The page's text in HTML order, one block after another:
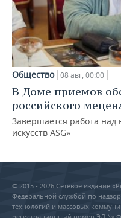
Общество 08 авг, 00:00
В Доме приемов
российского
Завершается работа
искусств ASG»
© 2015 - 2026 Сетевое издание
Федеральной службой по
технологий и массовых